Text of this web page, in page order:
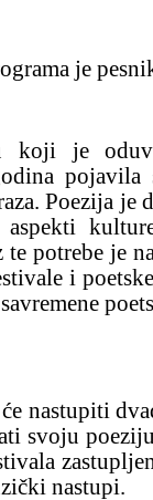
je
koji je
pojavila
Poezija je
te potrebe je
i
nastupiti
svoju
nastupi.